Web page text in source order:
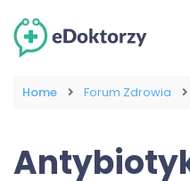
Home Forum Zdrowia